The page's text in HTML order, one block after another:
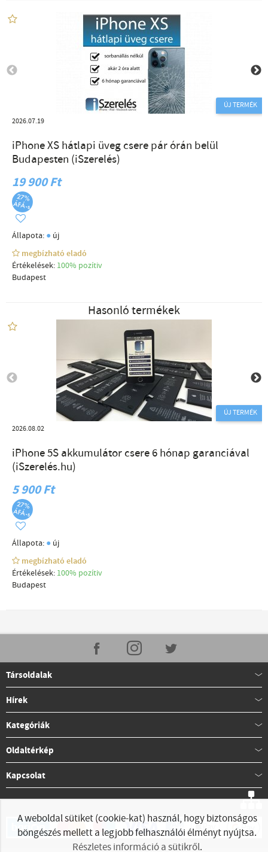
ÚJ TERMÉK
2026.07.19
iPhone XS hátlapi üveg csere pár órán belül
Budapesten (iSzerelés)
19 900 Ft
Állapota: ● új
megbízható eladó
Értékelések: 100% pozítiv
Budapest
Hasonló termékek
ÚJ TERMÉK
2026.08.02
iPhone 5S akkumulátor csere 6 hónap garanciával
(iSzerelés.hu)
5 900 Ft
Állapota: ● új
megbízható eladó
Értékelések: 100% pozítiv
Budapest
Társoldalak
Hírek
Kategóriák
Oldaltérkép
Kapcsolat
A weboldal sütiket (cookie-kat) használ, hogy biztonságos
böngészés mellett a legjobb felhasználói élményt nyújtsa.
Részletes információ a sütikről.